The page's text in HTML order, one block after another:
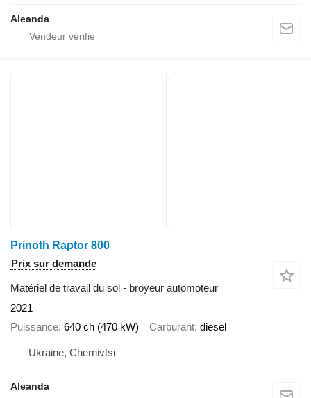
Aleanda
Prinoth Raptor 800
Prix sur demande
Matériel de travail du sol - broyeur automoteur
2021
Puissance 640 ch (470 kW) Carburant diesel
Ukraine, Chernivtsi
Aleanda